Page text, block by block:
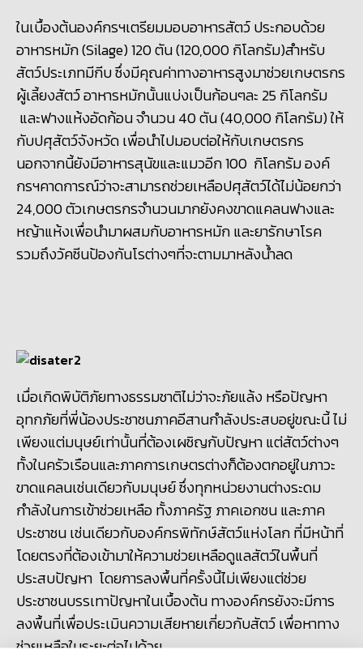
ในเบื้องต้นองค์กรฯเตรียมมอบอาหารสัตว์ ประกอบด้วย
อาหารหมัก (Silage) 120 ตัน (120,000 กิโลกรัม)สำหรับ
สัตว์ประเภทมีกีบ ซึ่งมีคุณค่าทางอาหารสูงมาช่วยเกษตรกร
ผู้เลี้ยงสัตว์ อาหารหมักนั้นแบ่งเป็นก้อนๆละ 25 กิโลกรัม
และฟางแห้งอัดก้อน จำนวน 40 ตัน (40,000 กิโลกรัม) ให้
กับปศุสัตว์จังหวัด เพื่อนำไปมอบต่อให้กับเกษตรกร
นอกจากนี้ยังมีอาหารสุนัขและแมวอีก 100 กิโลกรัม องค์
กรฯคาดการณ์ว่าจะสามารถช่วยเหลือปศุสัตว์ได้ไม่น้อยกว่า
24,000 ตัวเกษตรกรจำนวนมากยังคงขาดแคลนฟางและ
หญ้าแห้งเพื่อนำมาผสมกับอาหารหมัก และยารักษาโรค
รวมถึงวัคซีนป้องกันโรต่างๆที่จะตามมาหลังน้ำลด
เมื่อเกิดพิบัติภัยทางธรรมชาติไม่ว่าจะภัยแล้ง หรือปัญหา
อุทกภัยที่พี่น้องประชาชนภาคอีสานกำลังประสบอยู่ขณะนี้ ไม่
เพียงแต่มนุษย์เท่านั้นที่ต้องเผชิญกับปัญหา แต่สัตว์ต่างๆ
ทั้งในครัวเรือนและภาคการเกษตรต่างก็ต้องตกอยู่ในภาวะ
ขาดแคลนเช่นเดียวกับมนุษย์ ซึ่งทุกหน่วยงานต่างระดม
กำลังในการเข้าช่วยเหลือ ทั้งภาครัฐ ภาคเอกชน และภาค
ประชาชน เช่นเดียวกับองค์กรพิทักษ์สัตว์แห่งโลก ที่มีหน้าที่
โดยตรงที่ต้องเข้ามาให้ความช่วยเหลือดูแลสัตว์ในพื้นที่
ประสบปัญหา โดยการลงพื้นที่ครั้งนี้ไม่เพียงแต่ช่วย
ประชาชนบรรเทาปัญหาในเบื้องต้น ทางองค์กรยังจะมีการ
ลงพื้นที่เพื่อประเมินความเสียหายเกี่ยวกับสัตว์ เพื่อหาทาง
ช่วยเหลือในระยะต่อไปด้วย